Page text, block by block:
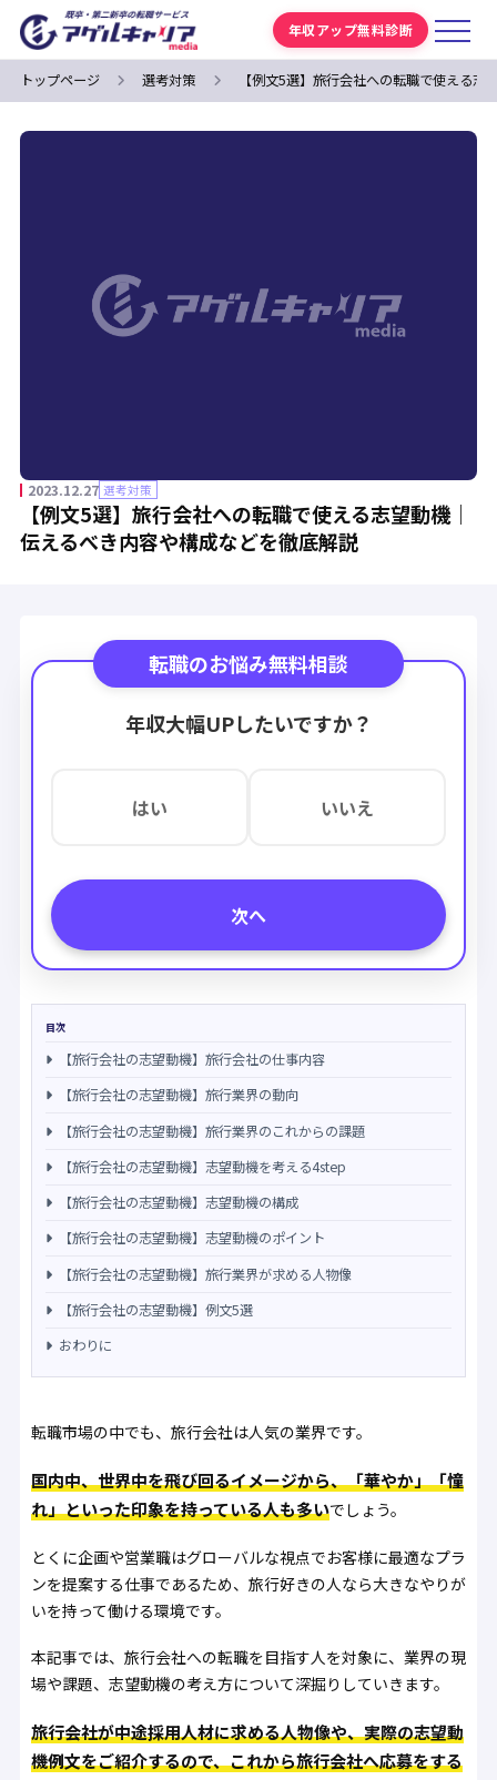
年収アップ無料診断
トップページ 選考対策 【例文5選】旅行会社への転職で使える
2023.12.27 選考対策
【例文5選】旅行会社への転職で使える志望動機｜
伝えるべき内容や構成などを徹底解説
転職のお悩み無料相談
年収大幅UPしたいですか？
はい いいえ
次へ
目次
【旅行会社の志望動機】旅行会社の仕事内容
【旅行会社の志望動機】旅行業界の動向
【旅行会社の志望動機】旅行業界のこれからの課題
【旅行会社の志望動機】志望動機を考える4step
【旅行会社の志望動機】志望動機の構成
【旅行会社の志望動機】志望動機のポイント
【旅行会社の志望動機】旅行業界が求める人物像
【旅行会社の志望動機】例文5選
おわりに
転職市場の中でも、旅行会社は人気の業界です。
国内中、世界中を飛び回るイメージから、「華やか」「憧
れ」といった印象を持っている人も多いでしょう。
とくに企画や営業職はグローバルな視点でお客様に最適なプラ
ンを提案する仕事であるため、旅行好きの人なら大きなやりが
いを持って働ける環境です。
本記事では、旅行会社への転職を目指す人を対象に、業界の現
場や課題、志望動機の考え方について深掘りしていきます。
旅行会社が中途採用人材に求める人物像や、実際の志望動
機例文をご紹介するので、これから旅行会社へ応募をする